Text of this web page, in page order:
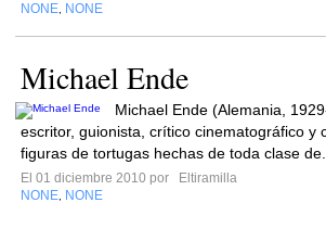
NONE NONE
Michael Ende
Michael Ende (Alemania,
escritor, guionista, crítico cinematográfico y
figuras de tortugas hechas de toda clase
El 01 diciembre 2010 por
Eltiramilla
NONE NONE